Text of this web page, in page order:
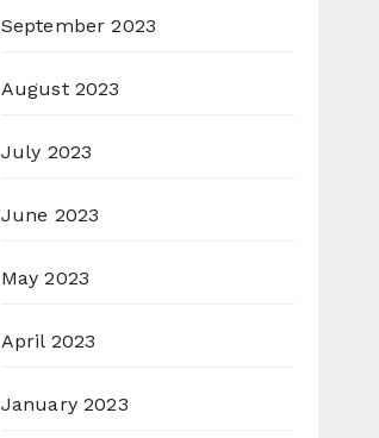
September 2023
August 2023
July 2023
June 2023
May 2023
April 2023
January 2023